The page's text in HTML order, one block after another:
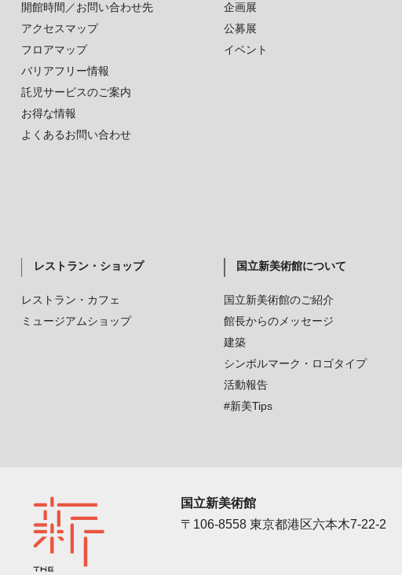
開館時間／お問い合わせ先
アクセスマップ
フロアマップ
バリアフリー情報
託児サービスのご案内
お得な情報
よくあるお問い合わせ
企画展
公募展
イベント
レストラン・ショップ
レストラン・カフェ
ミュージアムショップ
国立新美術館について
国立新美術館のご紹介
館長からのメッセージ
建築
シンボルマーク・ロゴタイプ
活動報告
#新美Tips
国立新美術館
〒106-8558 東京都港区六本木7-22-2